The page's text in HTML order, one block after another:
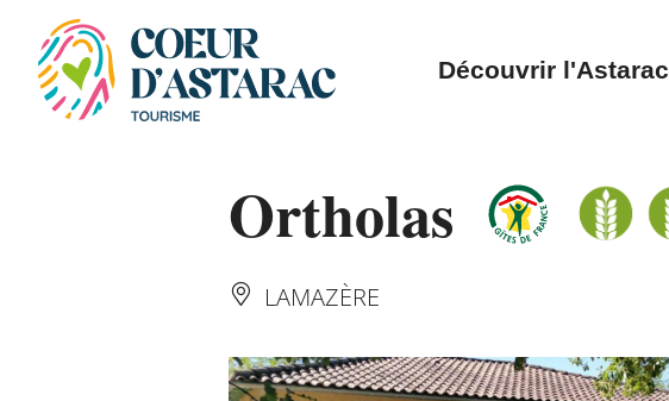
Panneau de gestion des cookies
Découvrir l'Astarac
Ortholas
LAMAZÈRE